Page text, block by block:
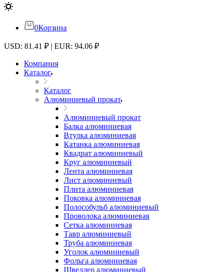
0Корзина
USD: 81.41 ₽ | EUR: 94.06 ₽
Компания
Каталог
Каталог
Алюминиевый прокат
Алюминиевый прокат
Балка алюминиевая
Втулка алюминиевая
Катанка алюминиевая
Квадрат алюминиевый
Круг алюминиевый
Лента алюминиевая
Лист алюминиевый
Плита алюминиевая
Поковка алюминиевая
Полособульб алюминиевый
Проволока алюминиевая
Сетка алюминиевая
Тавр алюминиевый
Труба алюминиевая
Уголок алюминиевый
Фольга алюминиевая
Швеллер алюминиевый